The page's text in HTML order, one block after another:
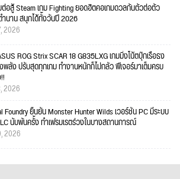
ต่อสู้ Steam เกม Fighting ยอดฮิตคอเกมดวลกันตัวต่อตัว
ำนาน สนุกได้ทั้งวันปี 2026
2026
ROG Strix SCAR 18 G835LXG เกมมิ่งโน้ตบุ๊กเรือธง
ลัง ปรับสุดทุกเกม ทำงานหนักก็ไม่กลัว ฟีเจอร์มาเต็มครบ
2026
Foundry ยืนยัน Monster Hunter Wilds เวอร์ชัน PC มีระบบ
นับพันครั้ง ทำเฟรมเรตร่วงในบางสถานการณ์
2026